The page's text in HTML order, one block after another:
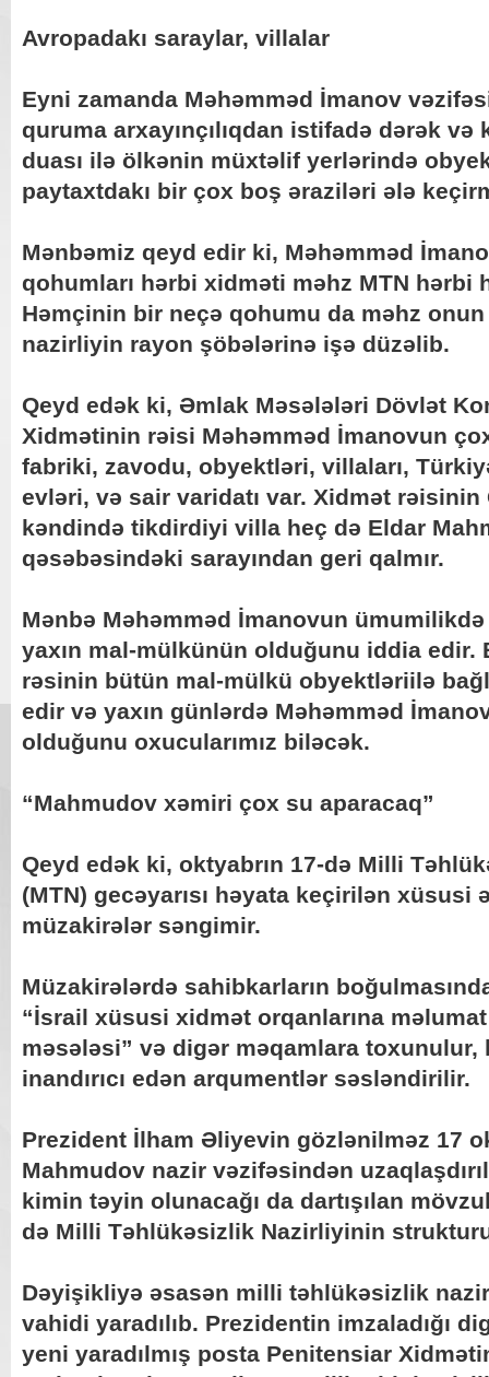
Avropadakı saraylar, villalar
Eyni zamanda Məhəmməd İmanov
quruma arxayınçılıqdan istifadə dərək
duası ilə ölkənin müxtəlif yerlərində
paytaxtdakı bir çox boş əraziləri ələ
Mənbəmiz qeyd edir ki, Məhəmməd
qohumları hərbi xidməti məhz MTN hərbi
Həmçinin bir neçə qohumu da məhz
nazirliyin rayon şöbələrinə işə düzəlib.
Qeyd edək ki, Əmlak Məsələləri Dövlət
Xidmətinin rəisi Məhəmməd İmanovun
fabriki, zavodu, obyektləri, villaları,
evləri, və sair varidatı var. Xidmət
kəndində tikdirdiyi villa heç də Eldar
qəsəbəsindəki sarayından geri qalmır.
Mənbə Məhəmməd İmanovun
yaxın mal-mülkünün olduğunu iddia edir.
rəsinin bütün mal-mülkü obyektləriilə
edir və yaxın günlərdə Məhəmməd
olduğunu oxucularımız biləcək.
“Mahmudov xəmiri çox su aparacaq”
Qeyd edək ki, oktyabrın 17-də Milli
(MTN) gecəyarısı həyata keçirilən xüsusi
müzakirələr səngimir.
Müzakirələrdə sahibkarların
“İsrail xüsusi xidmət orqanlarına
məsələsi” və digər məqamlara toxunulur,
inandırıcı edən arqumentlər səsləndirilir.
Prezident İlham Əliyevin gözlənilməz 17
Mahmudov nazir vəzifəsindən
kimin təyin olunacağı da dartışılan
də Milli Təhlükəsizlik Nazirliyinin
Dəyişikliyə əsasən milli təhlükəsizlik
vahidi yaradılıb. Prezidentin imzaladığı
yeni yaradılmış posta Penitensiar